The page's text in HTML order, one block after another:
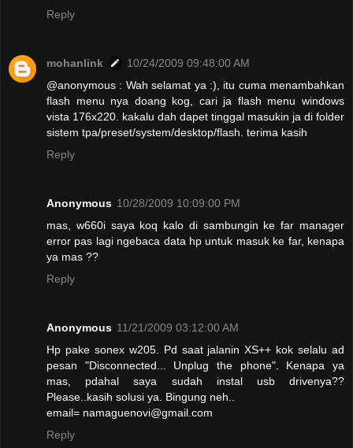
Reply
mohanlink
10/24/2009 09:48:00 AM
@anonymous : Wah selamat ya :), itu cuma menambahkan
flash menu nya doang kog, cari ja flash menu windows
vista 176x220. kakalu dah dapet tinggal masukin ja di folder
sistem tpa/preset/system/desktop/flash. terima kasih
Reply
Anonymous 10/28/2009 10:09:00 PM
mas, w660i saya koq kalo di sambungin ke far manager
error pas lagi ngebaca data hp untuk masuk ke far, kenapa
ya mas ??
Reply
Anonymous 11/21/2009 03:12:00 AM
Hp pake sonex w205. Pd saat jalanin XS++ kok selalu ad
pesan "Disconnected... Unplug the phone". Kenapa ya
mas, pdahal saya sudah instal usb drivenya??
Please..kasih solusi ya. Bingung neh..
email= namaguenovi@gmail.com
Reply